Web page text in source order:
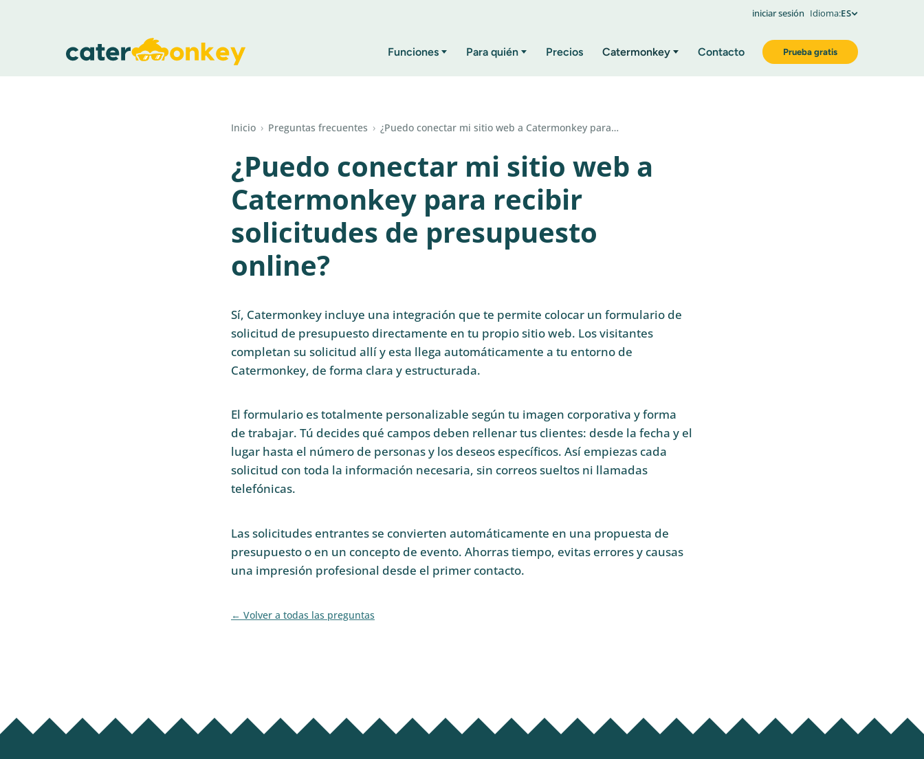
iniciar sesión Idioma:ES
Funciones Para quién Precios Catermonkey Contacto Prueba gratis
Inicio › Preguntas frecuentes › ¿Puedo conectar mi sitio web a Catermonkey para…
¿Puedo conectar mi sitio web a
Catermonkey para recibir
solicitudes de presupuesto
online?
Sí, Catermonkey incluye una integración que te permite colocar un formulario de
solicitud de presupuesto directamente en tu propio sitio web. Los visitantes
completan su solicitud allí y esta llega automáticamente a tu entorno de
Catermonkey, de forma clara y estructurada.
El formulario es totalmente personalizable según tu imagen corporativa y forma
de trabajar. Tú decides qué campos deben rellenar tus clientes: desde la fecha y el
lugar hasta el número de personas y los deseos específicos. Así empiezas cada
solicitud con toda la información necesaria, sin correos sueltos ni llamadas
telefónicas.
Las solicitudes entrantes se convierten automáticamente en una propuesta de
presupuesto o en un concepto de evento. Ahorras tiempo, evitas errores y causas
una impresión profesional desde el primer contacto.
Volver a todas las preguntas